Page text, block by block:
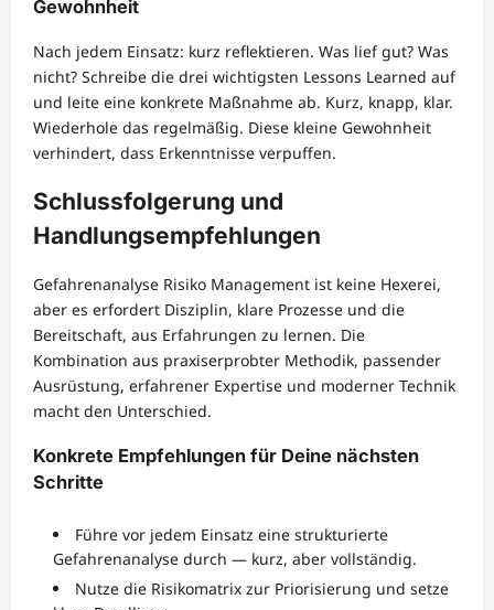
Gewohnheit
Nach jedem Einsatz: kurz reflektieren. Was lief gut? Was
nicht? Schreibe die drei wichtigsten Lessons Learned auf
und leite eine konkrete Maßnahme ab. Kurz, knapp, klar.
Wiederhole das regelmäßig. Diese kleine Gewohnheit
verhindert, dass Erkenntnisse verpuffen.
Schlussfolgerung und
Handlungsempfehlungen
Gefahrenanalyse Risiko Management ist keine Hexerei,
aber es erfordert Disziplin, klare Prozesse und die
Bereitschaft, aus Erfahrungen zu lernen. Die
Kombination aus praxiserprobter Methodik, passender
Ausrüstung, erfahrener Expertise und moderner Technik
macht den Unterschied.
Konkrete Empfehlungen für Deine nächsten
Schritte
Führe vor jedem Einsatz eine strukturierte
Gefahrenanalyse durch — kurz, aber vollständig.
Nutze die Risikomatrix zur Priorisierung und setze